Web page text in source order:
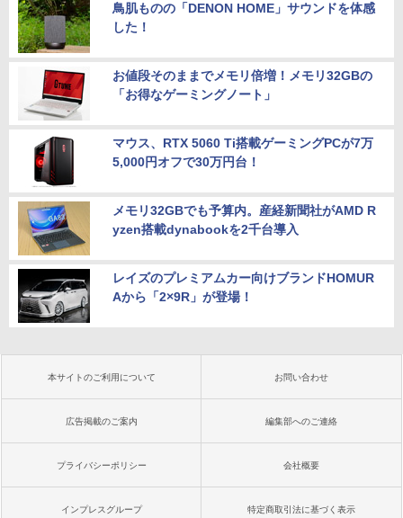
鳥肌ものの「DENON HOME」サウンドを体感
した！
お値段そのままでメモリ倍増！メモリ32GBの
「お得なゲーミングノート」
マウス、RTX 5060 Ti搭載ゲーミングPCが7万
5,000円オフで30万円台！
メモリ32GBでも予算内。産経新聞社がAMD R
yzen搭載dynabookを2千台導入
レイズのプレミアムカー向けブランドHOMUR
Aから「2×9R」が登場！
本サイトのご利用について お問い合わせ
広告掲載のご案内 編集部へのご連絡
プライバシーポリシー 会社概要
インプレスグループ 特定商取引法に基づく表示